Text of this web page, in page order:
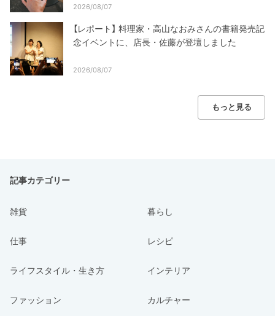
2026/08/07
【レポート】 料理家・高山なおみさんの書籍発売記
念イベントに、店長・佐藤が登壇しました
2026/08/07
もっと見る
記事カテゴリー
雑貨 暮らし
仕事 レシピ
ライフスタイル・生き方 インテリア
ファッション カルチャー